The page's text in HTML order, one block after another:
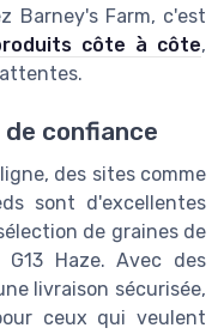
Barney's Farm, c'est
côte à côte,
confiance
des sites comme
sont d'excellentes
de graines de
Haze. Avec des
livraison sécurisée,
ceux qui veulent